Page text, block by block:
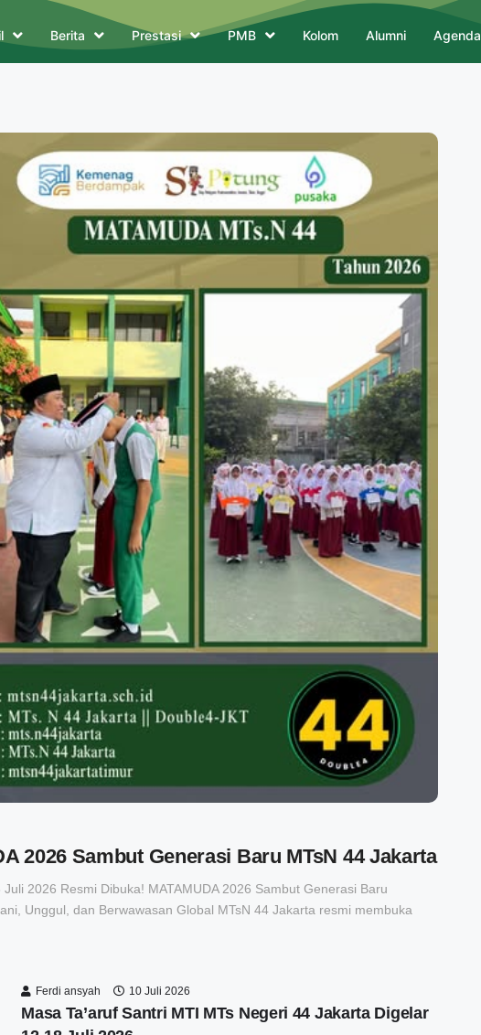
Berita Prestasi PMB Kolom Alumni Agenda
2026 Sambut Generasi Baru MTsN 44 Jakarta
2026 Resmi Dibuka! MATAMUDA 2026 Sambut Generasi Baru
Unggul, dan Berwawasan Global MTsN 44 Jakarta resmi membuka
Ferdi ansyah 10 Juli 2026
Masa Ta’aruf Santri MTI MTs Negeri 44 Jakarta Digelar